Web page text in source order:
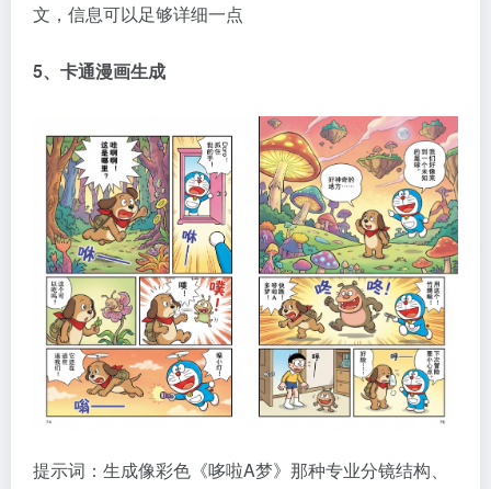
文，信息可以足够详细一点
5、卡通漫画生成
提示词：生成像彩色《哆啦A梦》那种专业分镜结构、